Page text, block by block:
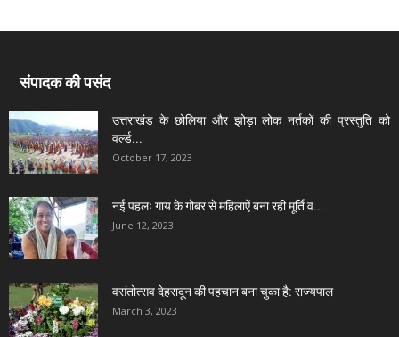
संपादक की पसंद
उत्तराखंड के छोलिया और झोड़ा लोक नर्तकों की प्रस्तुति को
वर्ल्ड...
October 17, 2023
नई पहलः गाय के गोबर से महिलाऐं बना रही मूर्ति व...
June 12, 2023
वसंतोत्सव देहरादून की पहचान बना चुका है: राज्यपाल
March 3, 2023